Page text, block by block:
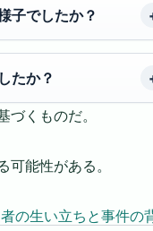
子でしたか？
たか？
づくものだ。
可能性がある。
の生い立ちと事件の